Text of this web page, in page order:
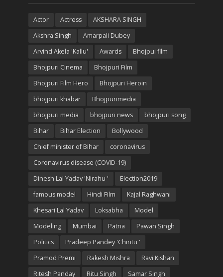
Actor Actress
AKSHARA SINGH
Akshra Singh
Amarpali Dubey
Arvind Akela 'Kallu'
Awards
Bhojpui film
Bhojpuri Cinema
Bhojpuri Film
Bhojpuri Film Hero
Bhojpuri Heroin
bhojpuri khabar
Bhojpurimedia
bhojpuri media
bhojpuri news
bhojpuri song
Bihar
Bihar Election
Bollywood
Chief minister of Bihar
coronavirus
Coronavirus disease (COVID-19)
Dinesh Lal Yadav 'Nirahu '
Election2019
famous model
Hindi Film
Kajal Raghwani
Khesari Lal Yadav
Loksabha
Model
Modeling
Mumbai Patna
Pawan Singh
Politics
Pradeep Pandey 'Chintu '
Pramod Premi
Rakesh Mishra
Ravi Kishan
Ritesh Panday
Ritu Singh Samar Singh